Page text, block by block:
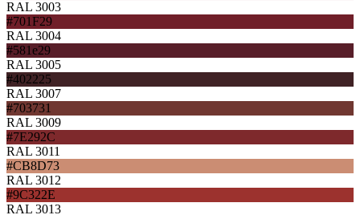
RAL 3003
#701F29
RAL 3004
#581e29
RAL 3005
#402225
RAL 3007
#703731
RAL 3009
#7E292C
RAL 3011
#CB8D73
RAL 3012
#9C322E
RAL 3013